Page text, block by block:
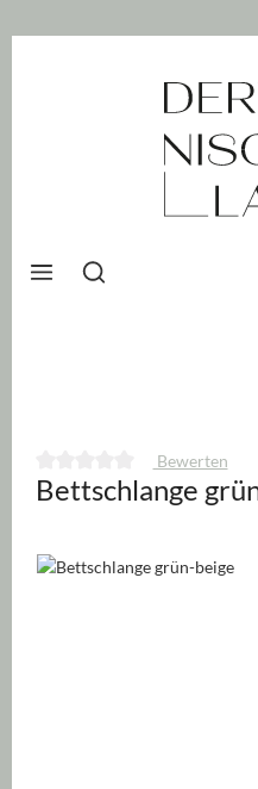
Durchschnittliche Bewertung
Bewerten
Bettschlange
Bildergalerie überspringen